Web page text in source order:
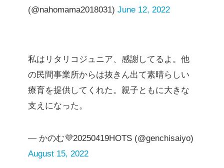
(@nahomama2018031) June 12, 2022
私はリタリコジュニア、感謝してるよ。他
の民間事業所からは抜きん出て素晴らしい
療育を提供してくれた。親子ともに大きな
支えになった。
— かのむ💜20250419HOTS (@genchisaiyo)
August 15, 2022